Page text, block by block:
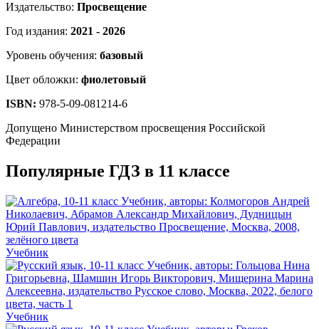
Издательство: Просвещение
Год издания: 2021 - 2026
Уровень обучения: базовый
Цвет обложки: фиолетовый
ISBN: 978-5-09-081214-6
Допущено Министерством просвещения Российской
Федерации
Популярные ГДЗ в 11 классе
Учебник
Учебник